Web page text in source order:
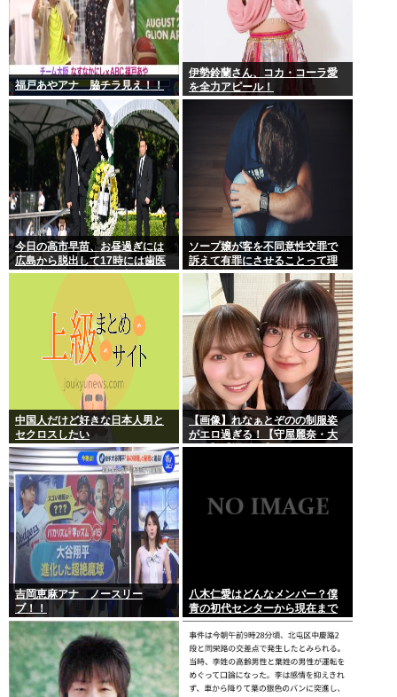
福戸あやアナ 脇チラ見え！！
伊勢鈴蘭さん、コカ・コーラ愛
を全力アピール！
今日の高市早苗、お昼過ぎには
広島から脱出して17時には歯医
者に寄ってそのまま帰宅
ソープ嬢が客を不同意性交罪で
訴えて有罪にさせることって理
論上可能？
中国人だけど好きな日本人男と
セクロスしたい
【画像】れなぁとぞのの制服姿
がエロ過ぎる！【守屋麗奈・大
園玲】【櫻坂46】
吉岡恵麻アナ ノースリー
ブ！！
八木仁愛はどんなメンバー？僕
青の初代センターから現在まで
の活動を紹介